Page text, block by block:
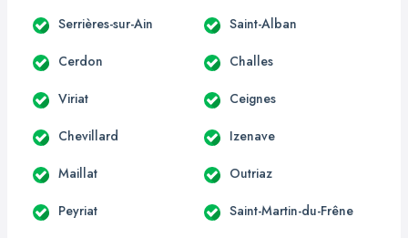
Serrières-sur-Ain Saint-Alban
Cerdon Challes
Viriat Ceignes
Chevillard Izenave
Maillat Outriaz
Peyriat Saint-Martin-du-Frêne